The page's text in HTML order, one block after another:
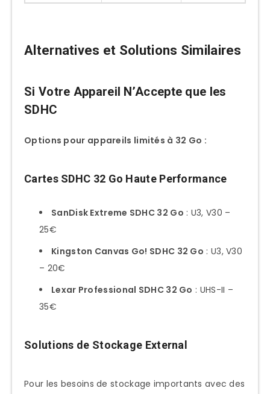
Alternatives et Solutions Similaires
Si Votre Appareil N’Accepte que les
SDHC
Options pour appareils limités à 32 Go :
Cartes SDHC 32 Go Haute Performance
SanDisk Extreme SDHC 32 Go : U3, V30 –
25€
Kingston Canvas Go! SDHC 32 Go : U3, V30
– 20€
Lexar Professional SDHC 32 Go : UHS-II –
35€
Solutions de Stockage External
Pour les besoins de stockage importants avec des